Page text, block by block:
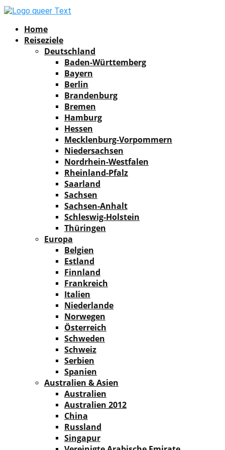
Home
Reiseziele
Deutschland
Baden-Württemberg
Bayern
Berlin
Brandenburg
Bremen
Hamburg
Hessen
Mecklenburg-Vorpommern
Niedersachsen
Nordrhein-Westfalen
Rheinland-Pfalz
Saarland
Sachsen
Sachsen-Anhalt
Schleswig-Holstein
Thüringen
Europa
Belgien
Estland
Finnland
Frankreich
Italien
Niederlande
Norwegen
Österreich
Schweden
Schweiz
Serbien
Spanien
Australien & Asien
Australien
Australien 2012
China
Russland
Singapur